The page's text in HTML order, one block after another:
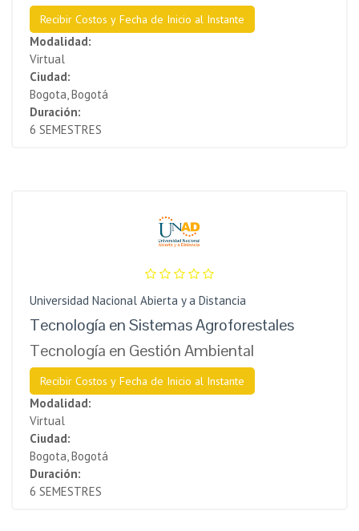
Recibir Costos y Fecha de Inicio al Instante
Modalidad:
Virtual
Ciudad:
Bogota, Bogotá
Duración:
6 SEMESTRES
Universidad Nacional Abierta y a Distancia
Tecnología en Sistemas Agroforestales
Tecnología en Gestión Ambiental
Recibir Costos y Fecha de Inicio al Instante
Modalidad:
Virtual
Ciudad:
Bogota, Bogotá
Duración:
6 SEMESTRES